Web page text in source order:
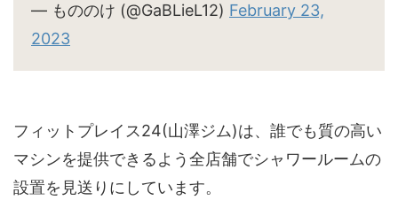
— もののけ (@GaBLieL12) February 23,
2023
フィットプレイス24(山澤ジム)は、誰でも質の高い
マシンを提供できるよう全店舗でシャワールームの
設置を見送りにしています。